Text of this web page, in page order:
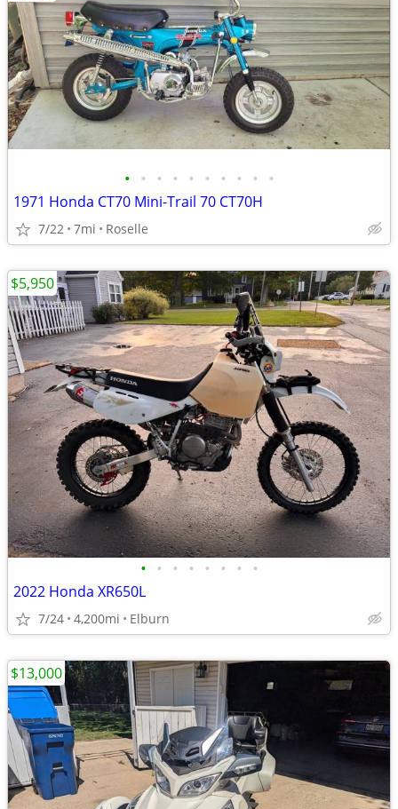
• • • • • • • • • •
1971 Honda CT70 Mini-Trail 70 CT70H
7/22 7mi Roselle
• • • • • • • •
2022 Honda XR650L
7/24 4,200mi Elburn
$5,950
$13,000